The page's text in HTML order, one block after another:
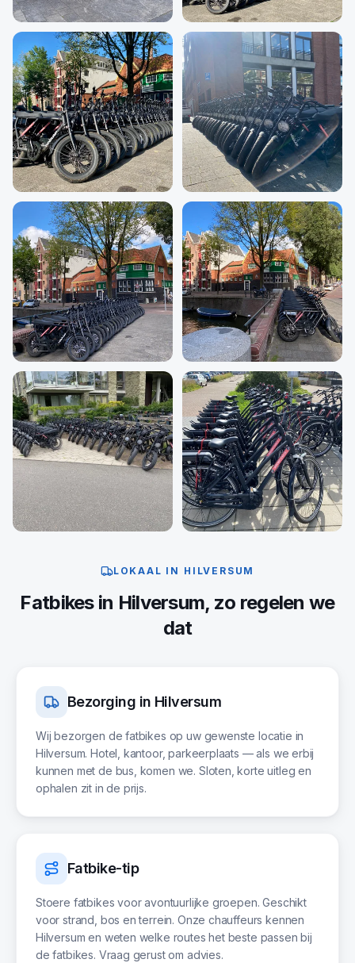
LOKAAL IN HILVERSUM
Fatbikesin Hilversum, zo regelen we
dat
Bezorging in Hilversum
Wij bezorgen de fatbikes op uw gewenste locatie in
Hilversum. Hotel, kantoor, parkeerplaats — als we erbij
kunnen met de bus, komen we. Sloten, korte uitleg en
ophalen zit in de prijs.
Fatbike-tip
Stoere fatbikes voor avontuurlijke groepen. Geschikt
voor strand, bos en terrein. Onze chauffeurs kennen
Hilversum en weten welke routes het beste passen bij
de fatbikes. Vraag gerust om advies.